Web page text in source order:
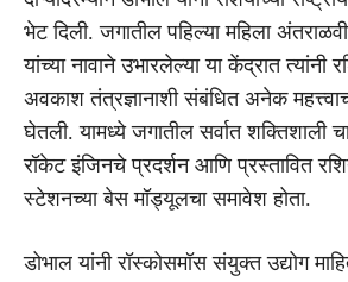
भेट दिली. जगातील पहिल्या महिला
यांच्या नावाने उभारलेल्या या केंद्रात त्यांनी
अवकाश तंत्रज्ञानाशी संबंधित अनेक
घेतली. यामध्ये जगातील सर्वात शक्तिशाली
रॉकेट इंजिनचे प्रदर्शन आणि प्रस्तावित
स्टेशनच्या बेस मॉड्यूलचा समावेश होता.
डोभाल यांनी रॉस्कोसमॉस संयुक्त उद्योग